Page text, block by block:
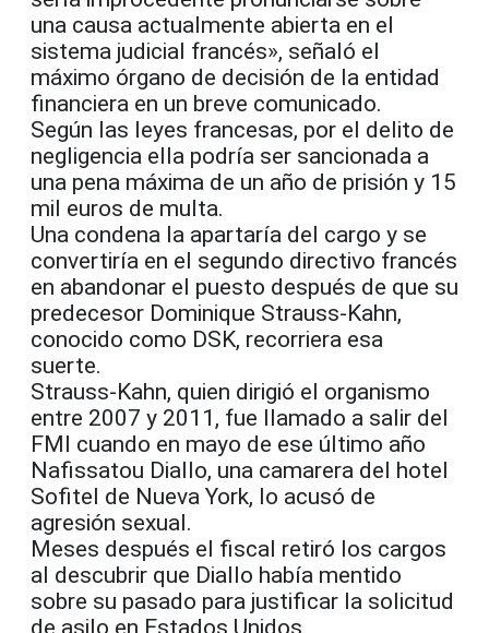
una causa actualmente abierta en el
sistema judicial francés», señaló el
máximo órgano de decisión de la entidad
financiera en un breve comunicado.
Según las leyes francesas, por el delito de
negligencia ella podría ser sancionada a
una pena máxima de un año de prisión y 15
mil euros de multa.
Una condena la apartaría del cargo y se
convertiría en el segundo directivo francés
en abandonar el puesto después de que su
predecesor Dominique Strauss-Kahn,
conocido como DSK, recorriera esa
suerte.
Strauss-Kahn, quien dirigió el organismo
entre 2007 y 2011, fue llamado a salir del
FMI cuando en mayo de ese último año
Nafissatou Diallo, una camarera del hotel
Sofitel de Nueva York, lo acusó de
agresión sexual.
Meses después el fiscal retiró los cargos
al descubrir que Diallo había mentido
sobre su pasado para justificar la solicitud